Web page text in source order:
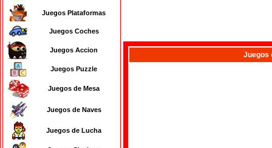
Juegos Plataformas
Juegos Coches
Juegos Accion
Juegos Puzzle
Juegos de Mesa
Juegos de Naves
Juegos de Lucha
Juegos